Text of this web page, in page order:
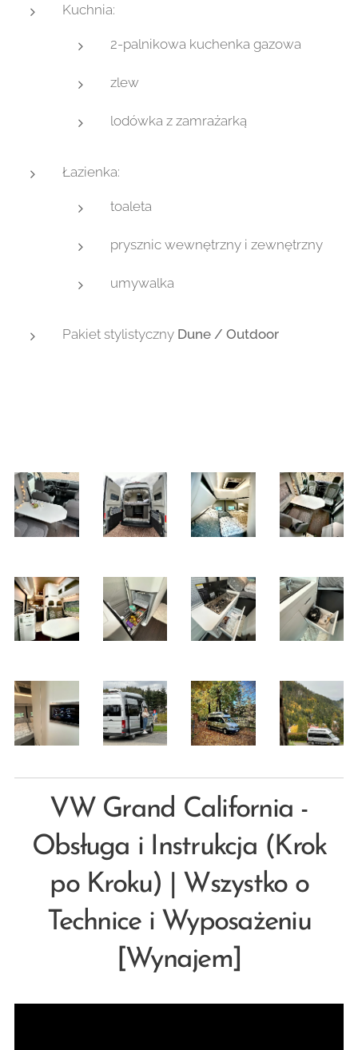
Kuchnia:
2-palnikowa kuchenka gazowa
zlew
lodówka z zamrażarką
Łazienka:
toaleta
prysznic wewnętrzny i zewnętrzny
umywalka
Pakiet stylistyczny Dune / Outdoor
VW Grand California -
Obsługa i Instrukcja (Krok
po Kroku) | Wszystko o
Technice i Wyposażeniu
[Wynajem]